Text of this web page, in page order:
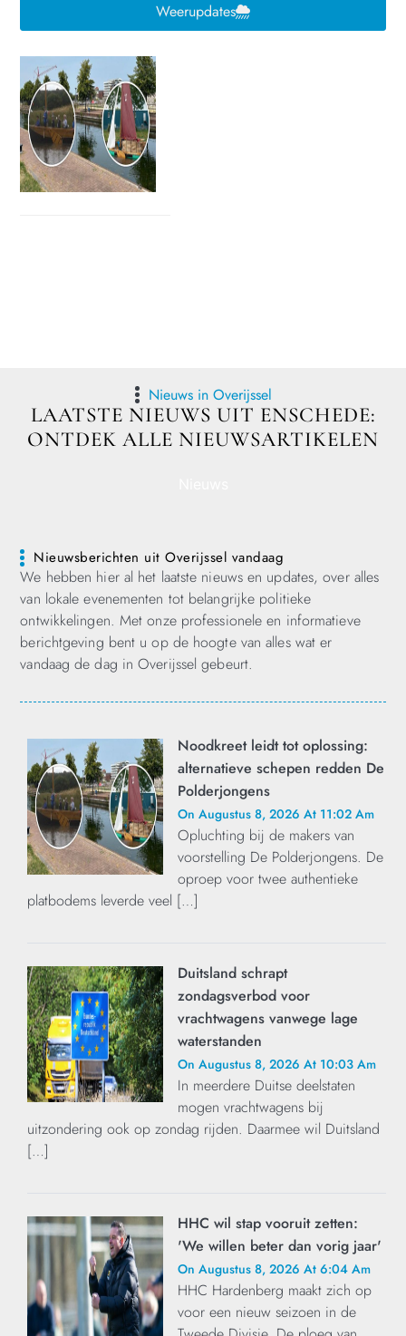
Weerupdates
Nieuws in Overijssel
LAATSTE NIEUWS UIT ENSCHEDE:
ONTDEK ALLE NIEUWSARTIKELEN
Nieuwsberichten uit Overijssel vandaag
We hebben hier al het laatste nieuws en updates, over alles
van lokale evenementen tot belangrijke politieke
ontwikkelingen. Met onze professionele en informatieve
berichtgeving bent u op de hoogte van alles wat er
vandaag de dag in Overijssel gebeurt.
Noodkreet leidt tot oplossing:
alternatieve schepen redden De
Polderjongens
On Augustus 8, 2026 At 11:02 Am
Opluchting bij de makers van
voorstelling De Polderjongens. De
oproep voor twee authentieke
platbodems leverde veel […]
Duitsland schrapt
zondagsverbod voor
vrachtwagens vanwege lage
waterstanden
On Augustus 8, 2026 At 10:03 Am
In meerdere Duitse deelstaten
mogen vrachtwagens bij
uitzondering ook op zondag rijden. Daarmee wil Duitsland
[…]
HHC wil stap vooruit zetten:
'We willen beter dan vorig jaar'
On Augustus 8, 2026 At 6:04 Am
HHC Hardenberg maakt zich op
voor een nieuw seizoen in de